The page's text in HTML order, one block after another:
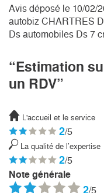
Avis déposé le 10/02/
autobiz CHARTRES
Ds automobiles Ds 7
“Estimation
un RDV”
L'accueil et le service
2/5
La qualité de l’expertise
2/5
Note générale
2/5